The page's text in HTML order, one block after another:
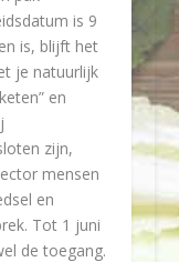
is 9
is, blijft het
je natuurlijk
en
zijn,
mensen
en
Tot 1 juni
de toegang.